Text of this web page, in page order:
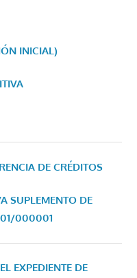
INICIAL)
DE CRÉDITOS
SUPLEMENTO DE
000001
EXPEDIENTE DE